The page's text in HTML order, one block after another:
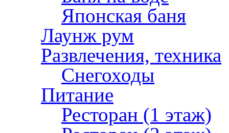
Японская баня
Лаунж рум
Развлечения, техника
Снегоходы
Питание
Ресторан (1 этаж)